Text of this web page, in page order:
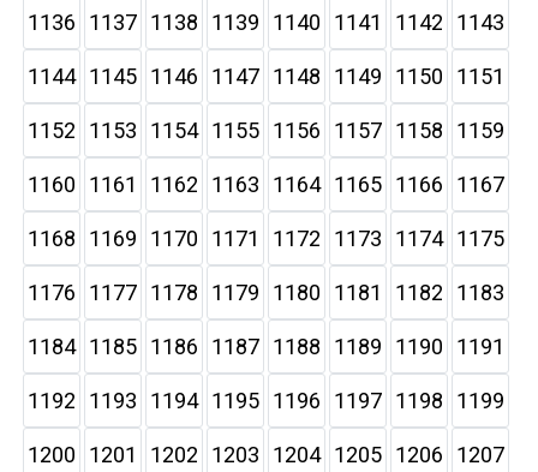
1136 1137 1138 1139 1140 1141 1142 1143
1144 1145 1146 1147 1148 1149 1150 1151
1152 1153 1154 1155 1156 1157 1158 1159
1160 1161 1162 1163 1164 1165 1166 1167
1168 1169 1170 1171 1172 1173 1174 1175
1176 1177 1178 1179 1180 1181 1182 1183
1184 1185 1186 1187 1188 1189 1190 1191
1192 1193 1194 1195 1196 1197 1198 1199
1200 1201 1202 1203 1204 1205 1206 1207